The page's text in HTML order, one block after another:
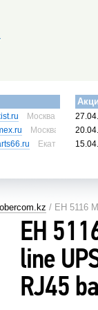
Москва, Россия
Москва, Россия
Екатеринбург,
obercom.kz / EH 5116
EH
line
RJ45